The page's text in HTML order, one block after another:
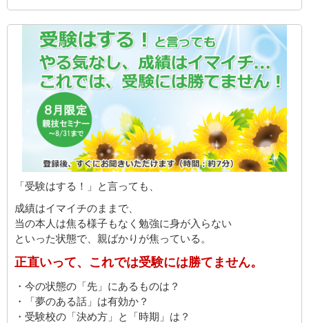
「受験はする！」と言っても、
成績はイマイチのままで、
当の本人は焦る様子もなく勉強に身が入らない
といった状態で、親ばかりが焦っている。
正直いって、これでは受験には勝てません。
・今の状態の「先」にあるものは？
・「夢のある話」は有効か？
・受験校の「決め方」と「時期」は？